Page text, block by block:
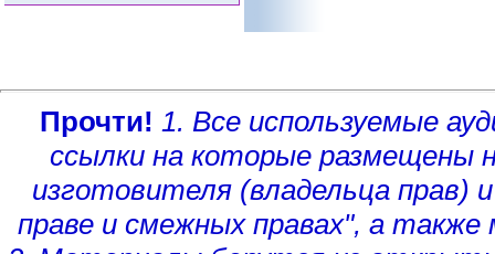
Прочти! 1. Все используемые
ссылки на которые размещены
изготовителя (владельца прав)
праве и смежных правах", а